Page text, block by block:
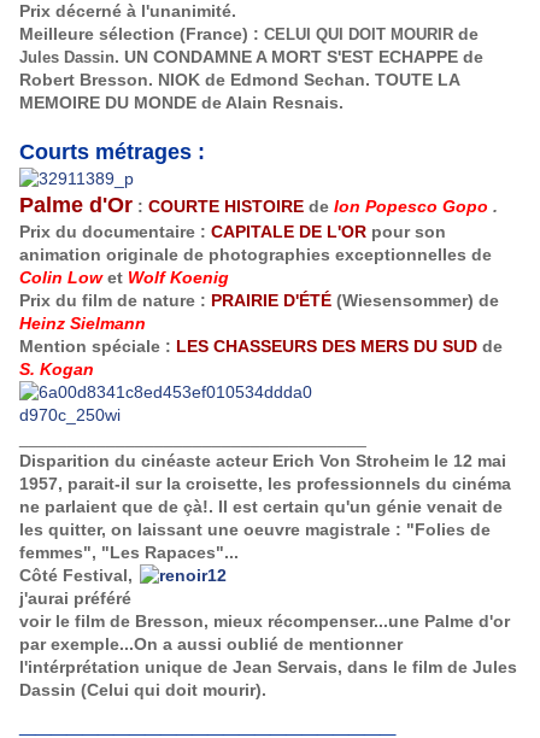
Prix décerné à l'unanimité.
Meilleure sélection (France) : CELUI QUI DOIT MOURIR de
Jules Dassin. UN CONDAMNE A MORT S'EST ECHAPPE de
Robert Bresson. NIOK de Edmond Sechan. TOUTE LA
MEMOIRE DU MONDE de Alain Resnais.
Courts métrages :
Palme d'Or : COURTE HISTOIRE de Ion Popesco Gopo .
Prix du documentaire : CAPITALE DE L'OR pour son
animation originale de photographies exceptionnelles de
Colin Lowet Wolf Koenig
Prix du film de nature : PRAIRIE D'ÉTÉ (Wiesensommer) de
Heinz Sielmann
Mention spéciale : LES CHASSEURS DES MERS DU SUD de
S. Kogan
Disparition du cinéaste acteur Erich Von Stroheim le 12 mai
1957, parait-il sur la croisette, les professionnels du cinéma
ne parlaient que de çà!. Il est certain qu'un génie venait de
les quitter, on laissant une oeuvre magistrale : "Folies de
femmes", "Les Rapaces"...
Côté Festival,
j'aurai préféré
voir le film de Bresson, mieux récompenser...une Palme d'or
par exemple...On a aussi oublié de mentionner
l'intérprétation unique de Jean Servais, dans le film de Jules
Dassin (Celui qui doit mourir).